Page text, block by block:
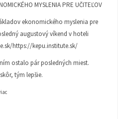
MYSLENIA PRE UČITEĽOV
ekonomického myslenia pre
augustový víkend v hoteli
https://kepu.institute.sk/
ostalo pár posledných miest.
tým lepšie.